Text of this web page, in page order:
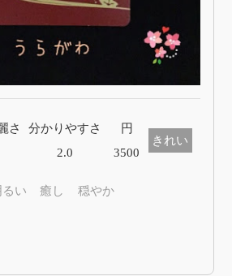
さ
分かりやすさ
2.0
円
3500
きれい
るい 癒し 穏やか